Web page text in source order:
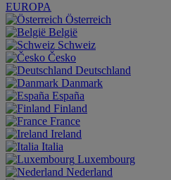
EUROPA
Österreich
België
Schweiz
Česko
Deutschland
Danmark
España
Finland
France
Ireland
Italia
Luxembourg
Nederland